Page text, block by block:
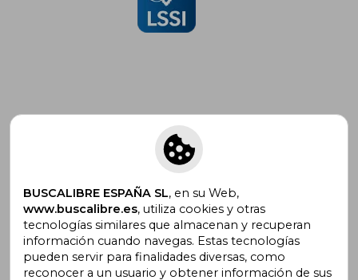
Suscríbete para recibir ofertas y
promociones
¿Necesitas ayuda?
BUSCALIBRE ESPAÑA SL, en su Web,
www.buscalibre.es, utiliza cookies y otras
tecnologías similares que almacenan y recuperan
información cuando navegas. Estas tecnologías
pueden servir para finalidades diversas, como
reconocer a un usuario y obtener información de sus